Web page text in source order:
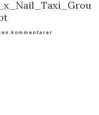
kommentarer